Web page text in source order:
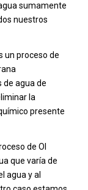
sumamente
nuestros
un proceso de
de agua de
la
presente
de OI
que varía de
agua y al